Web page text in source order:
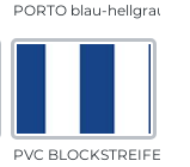
PORTO blau-hellgrau
PVC BLOCKSTREIFEN